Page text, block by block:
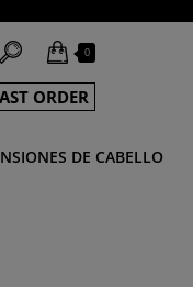
0
ORDER
DE CABELLO